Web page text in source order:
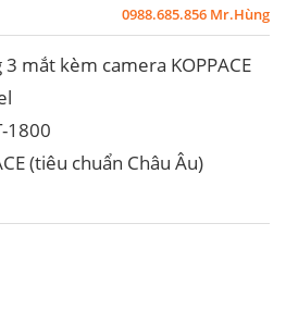
0988.685.856 Mr.Hùng
mắt kèm camera KOPPACE
1800
(tiêu chuẩn Châu Âu)